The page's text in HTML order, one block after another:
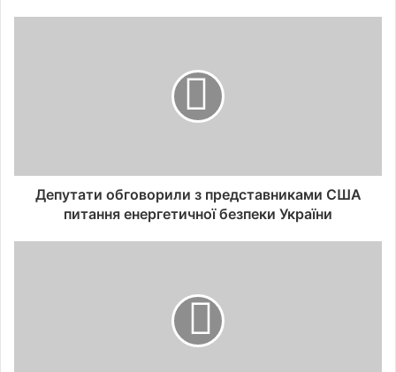
Депутати обговорили з представниками США
питання енергетичної безпеки України